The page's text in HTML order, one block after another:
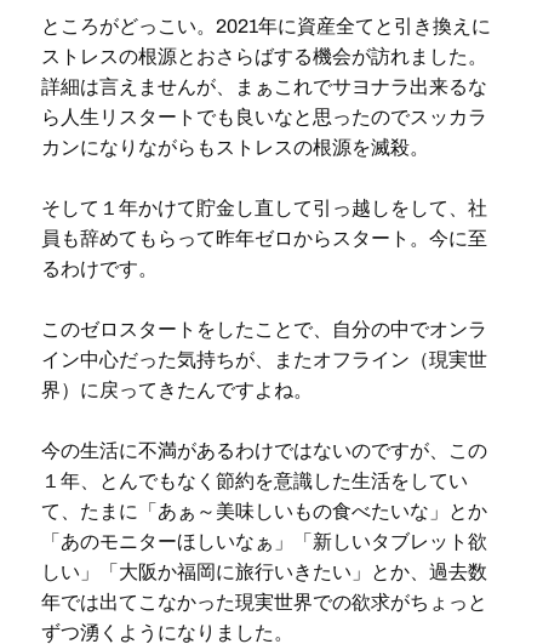
ところがどっこい。2021年に資産全てと引き換えに
ストレスの根源とおさらばする機会が訪れました。
詳細は言えませんが、まぁこれでサヨナラ出来るな
ら人生リスタートでも良いなと思ったのでスッカラ
カンになりながらもストレスの根源を滅殺。
そして１年かけて貯金し直して引っ越しをして、社
員も辞めてもらって昨年ゼロからスタート。今に至
るわけです。
このゼロスタートをしたことで、自分の中でオンラ
イン中心だった気持ちが、またオフライン（現実世
界）に戻ってきたんですよね。
今の生活に不満があるわけではないのですが、この
１年、とんでもなく節約を意識した生活をしてい
て、たまに「あぁ～美味しいもの食べたいな」とか
「あのモニターほしいなぁ」「新しいタブレット欲
しい」「大阪か福岡に旅行いきたい」とか、過去数
年では出てこなかった現実世界での欲求がちょっと
ずつ湧くようになりました。